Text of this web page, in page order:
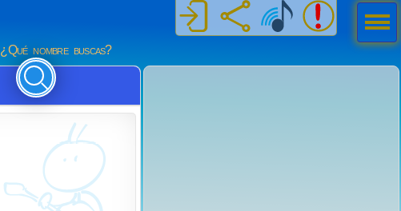
¿Qué nombre buscas?
Men
ú